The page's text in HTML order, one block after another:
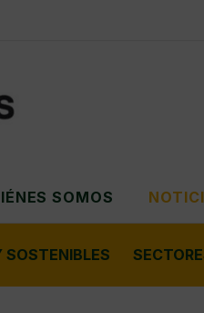
SOMOS
SOSTENIBLES